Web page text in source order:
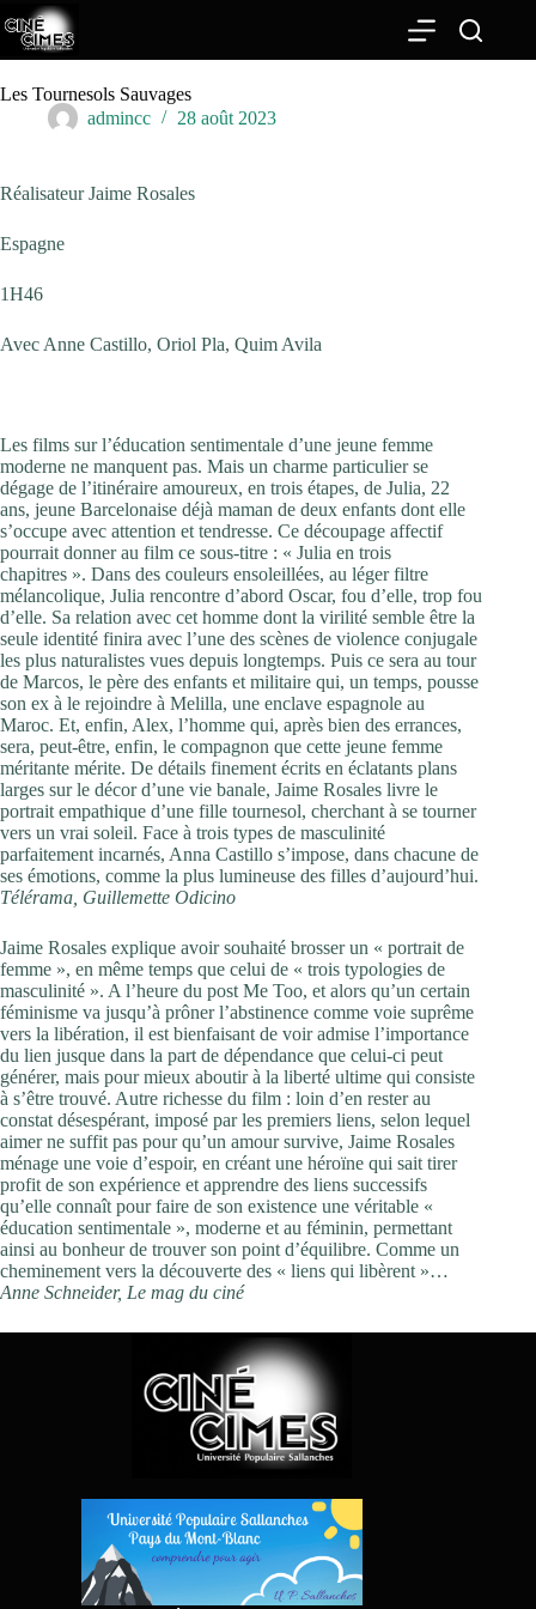
Passer
au
contenu
Les Tournesols Sauvages
admincc
28 août 2023
Réalisateur Jaime Rosales
Espagne
1H46
Avec Anne Castillo, Oriol Pla, Quim Avila
Les films sur l’éducation sentimentale d’une jeune femme
moderne ne manquent pas. Mais un charme particulier se
dégage de l’itinéraire amoureux, en trois étapes, de Julia, 22
ans, jeune Barcelonaise déjà maman de deux enfants dont elle
s’occupe avec attention et tendresse. Ce découpage affectif
pourrait donner au film ce sous-titre : « Julia en trois
chapitres ». Dans des couleurs ensoleillées, au léger filtre
mélancolique, Julia rencontre d’abord Oscar, fou d’elle, trop fou
d’elle. Sa relation avec cet homme dont la virilité semble être la
seule identité finira avec l’une des scènes de violence conjugale
les plus naturalistes vues depuis longtemps. Puis ce sera au tour
de Marcos, le père des enfants et militaire qui, un temps, pousse
son ex à le rejoindre à Melilla, une enclave espagnole au
Maroc. Et, enfin, Alex, l’homme qui, après bien des errances,
sera, peut-être, enfin, le compagnon que cette jeune femme
méritante mérite. De détails finement écrits en éclatants plans
larges sur le décor d’une vie banale, Jaime Rosales livre le
portrait empathique d’une fille tournesol, cherchant à se tourner
vers un vrai soleil. Face à trois types de masculinité
parfaitement incarnés, Anna Castillo s’impose, dans chacune de
ses émotions, comme la plus lumineuse des filles d’aujourd’hui.
Télérama, Guillemette Odicino
Jaime Rosales explique avoir souhaité brosser un « portrait de
femme », en même temps que celui de « trois typologies de
masculinité ». A l’heure du post Me Too, et alors qu’un certain
féminisme va jusqu’à prôner l’abstinence comme voie suprême
vers la libération, il est bienfaisant de voir admise l’importance
du lien jusque dans la part de dépendance que celui-ci peut
générer, mais pour mieux aboutir à la liberté ultime qui consiste
à s’être trouvé. Autre richesse du film : loin d’en rester au
constat désespérant, imposé par les premiers liens, selon lequel
aimer ne suffit pas pour qu’un amour survive, Jaime Rosales
ménage une voie d’espoir, en créant une héroïne qui sait tirer
profit de son expérience et apprendre des liens successifs
qu’elle connaît pour faire de son existence une véritable «
éducation sentimentale », moderne et au féminin, permettant
ainsi au bonheur de trouver son point d’équilibre. Comme un
cheminement vers la découverte des « liens qui libèrent »…
Anne Schneider, Le mag du ciné